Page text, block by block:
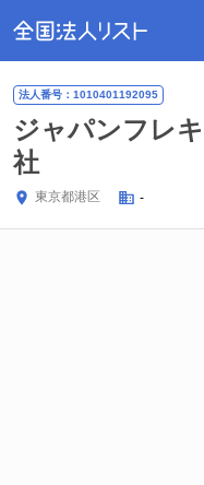
法人番号：1010401192095
ジャパンフレ
社
東京都港区 -